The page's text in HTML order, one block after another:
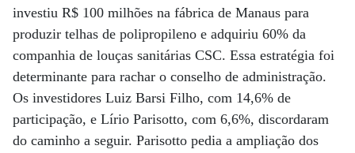
investiu R$ 100 milhões na fábrica de Manaus para
produzir telhas de polipropileno e adquiriu 60% da
companhia de louças sanitárias CSC. Essa estratégia foi
determinante para rachar o conselho de administração.
Os investidores Luiz Barsi Filho, com 14,6% de
participação, e Lírio Parisotto, com 6,6%, discordaram
do caminho a seguir. Parisotto pedia a ampliação dos